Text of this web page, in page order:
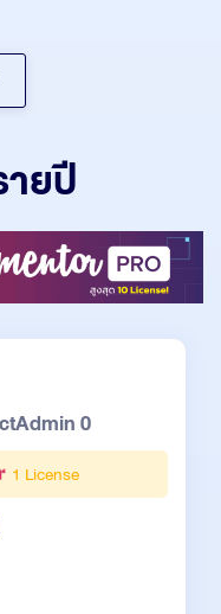
ยปี
0
1 License